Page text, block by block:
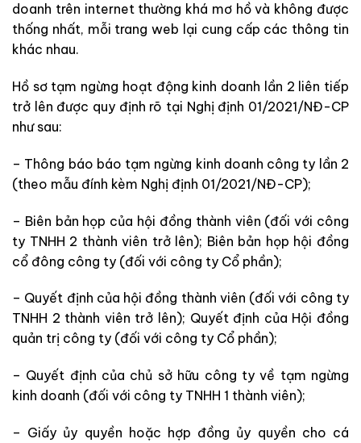
doanh trên internet thường khá mơ hồ và không được
thống nhất, mỗi trang web lại cung cấp các thông tin
khác nhau.
Hồ sơ tạm ngừng hoạt động kinh doanh lần 2 liên tiếp
trở lên được quy định rõ tại Nghị định 01/2021/NĐ-CP
như sau:
– Thông báo báo tạm ngừng kinh doanh công ty lần 2
(theo mẫu đính kèm Nghị định 01/2021/NĐ-CP);
– Biên bản họp của hội đồng thành viên (đối với công
ty TNHH 2 thành viên trở lên); Biên bản họp hội đồng
cổ đông công ty (đối với công ty Cổ phần);
– Quyết định của hội đồng thành viên (đối với công ty
TNHH 2 thành viên trở lên); Quyết định của Hội đồng
quản trị công ty (đối với công ty Cổ phần);
– Quyết định của chủ sở hữu công ty về tạm ngừng
kinh doanh (đối với công ty TNHH 1 thành viên);
– Giấy ủy quyền hoặc hợp đồng ủy quyền cho cá